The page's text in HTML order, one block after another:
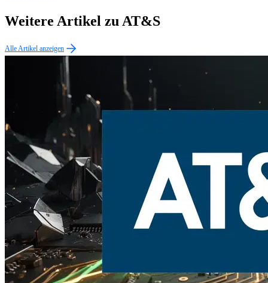
Weitere Artikel zu AT&S
Alle Artikel anzeigen